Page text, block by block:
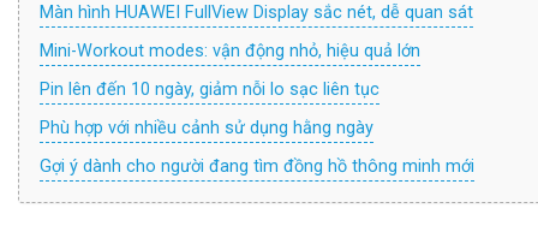
Màn hình HUAWEI FullView Display sắc nét, dễ quan sát
Mini-Workout modes: vận động nhỏ, hiệu quả lớn
Pin lên đến 10 ngày, giảm nỗi lo sạc liên tục
Phù hợp với nhiều cảnh sử dụng hằng ngày
Gợi ý dành cho người đang tìm đồng hồ thông minh mới